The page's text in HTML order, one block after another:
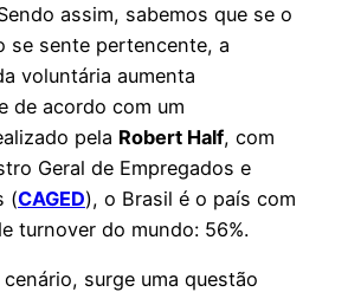
assim, sabemos que se o
se sente pertencente, a
voluntária aumenta
de acordo com um
pela Robert Half, com
Geral de Empregados e
(CAGED), o Brasil é o país com
turnover do mundo: 56%.
surge uma questão